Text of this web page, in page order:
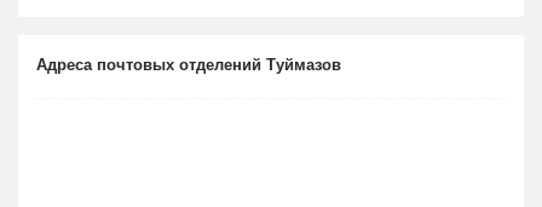
Адреса почтовых отделений Туймазов